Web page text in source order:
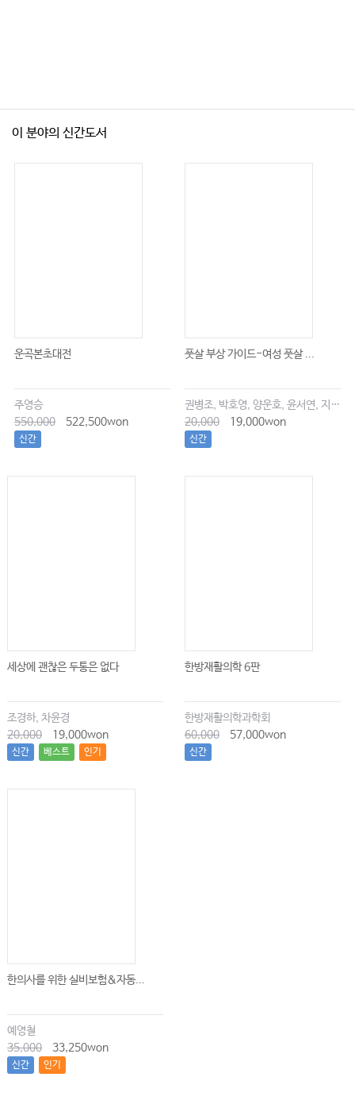
이 분야의 신간도서
운곡본초대전
주영승
550,000
522,500won
신간
풋살 부상 가이드-여성 풋살 ...
권병조, 박호영, 양운호, 윤서연, 지현우
20,000
19,000won
신간
세상에 괜찮은 두통은 없다
조경하, 차윤경
20,000
19,000won
신간 베스트 인기
한방재활의학 6판
한방재활의학과학회
60,000
57,000won
신간
한의사를 위한 실비보험&자동...
예영철
35,000
33,250won
신간 인기